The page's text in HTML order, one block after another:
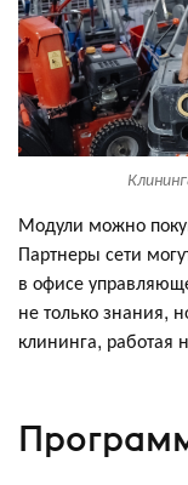
Модули можно
Партнеры сети
в офисе
не только знания,
клининга, работая